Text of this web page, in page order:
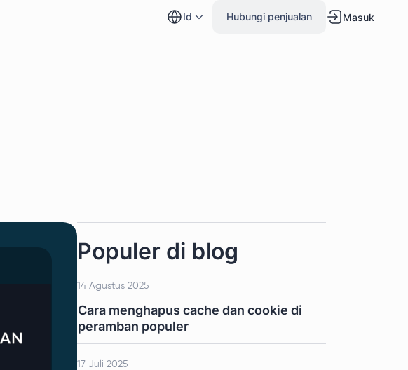
id Hubungi penjualan Masuk
Populer di blog
14 Agustus 2025
Cara menghapus cache dan cookie di
peramban populer
17 Juli 2025